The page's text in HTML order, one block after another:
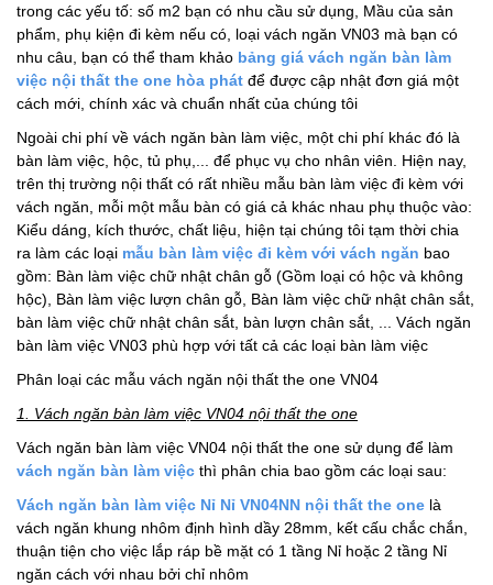
trong các yếu tố: số m2 bạn có nhu cầu sử dụng, Mầu của sản
phẩm, phụ kiện đi kèm nếu có, loại vách ngăn VN03 mà bạn có
nhu câu, bạn có thể tham khảo bảng giá vách ngăn bàn làm
việc nội thất the one hòa phát để được cập nhật đơn giá một
cách mới, chính xác và chuẩn nhất của chúng tôi
Ngoài chi phí về vách ngăn bàn làm việc, một chi phí khác đó là
bàn làm việc, hộc, tủ phụ,... để phục vụ cho nhân viên. Hiện nay,
trên thị trường nội thất có rất nhiều mẫu bàn làm việc đi kèm với
vách ngăn, mỗi một mẫu bàn có giá cả khác nhau phụ thuộc vào:
Kiểu dáng, kích thước, chất liệu, hiện tại chúng tôi tạm thời chia
ra làm các loại mẫu bàn làm việc đi kèm với vách ngăn bao
gồm: Bàn làm việc chữ nhật chân gỗ (Gồm loại có hộc và không
hộc), Bàn làm việc lượn chân gỗ, Bàn làm việc chữ nhật chân sắt,
bàn làm việc chữ nhật chân sắt, bàn lượn chân sắt, ... Vách ngăn
bàn làm việc VN03 phù hợp với tất cả các loại bàn làm việc
Phân loại các mẫu vách ngăn nội thất the one VN04
1. Vách ngăn bàn làm việc VN04 nội thất the one
Vách ngăn bàn làm việc VN04 nội thất the one sử dụng để làm
vách ngăn bàn làm việc thì phân chia bao gồm các loại sau:
Vách ngăn bàn làm việc Nỉ Nỉ VN04NN nội thất the one là
vách ngăn khung nhôm định hình dầy 28mm, kết cấu chắc chắn,
thuận tiện cho việc lắp ráp bề mặt có 1 tầng Nỉ hoặc 2 tầng Nỉ
ngăn cách với nhau bởi chỉ nhôm